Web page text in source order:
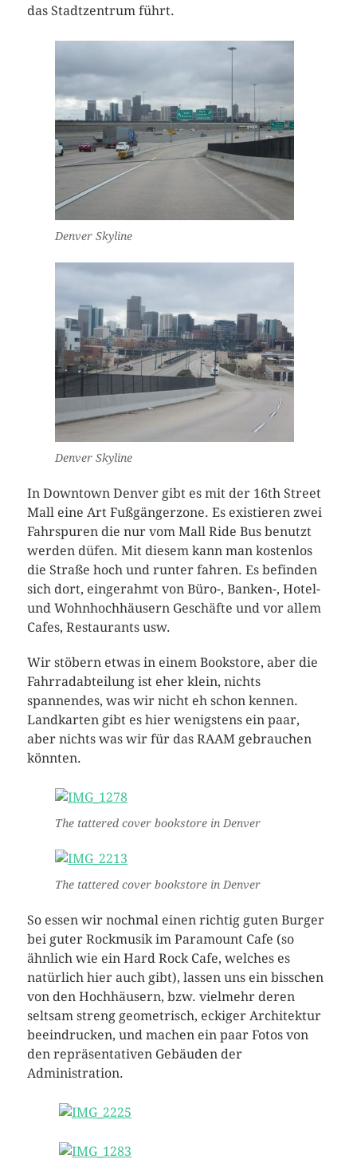
das Stadtzentrum führt.
Denver Skyline
Denver Skyline
In Downtown Denver gibt es mit der 16th Street
Mall eine Art Fußgängerzone. Es existieren zwei
Fahrspuren die nur vom Mall Ride Bus benutzt
werden düfen. Mit diesem kann man kostenlos
die Straße hoch und runter fahren. Es befinden
sich dort, eingerahmt von Büro-, Banken-, Hotel-
und Wohnhochhäusern Geschäfte und vor allem
Cafes, Restaurants usw.
Wir stöbern etwas in einem Bookstore, aber die
Fahrradabteilung ist eher klein, nichts
spannendes, was wir nicht eh schon kennen.
Landkarten gibt es hier wenigstens ein paar,
aber nichts was wir für das RAAM gebrauchen
könnten.
The tattered cover bookstore in Denver
The tattered cover bookstore in Denver
So essen wir nochmal einen richtig guten Burger
bei guter Rockmusik im Paramount Cafe (so
ähnlich wie ein Hard Rock Cafe, welches es
natürlich hier auch gibt), lassen uns ein bisschen
von den Hochhäusern, bzw. vielmehr deren
seltsam streng geometrisch, eckiger Architektur
beeindrucken, und machen ein paar Fotos von
den repräsentativen Gebäuden der
Administration.